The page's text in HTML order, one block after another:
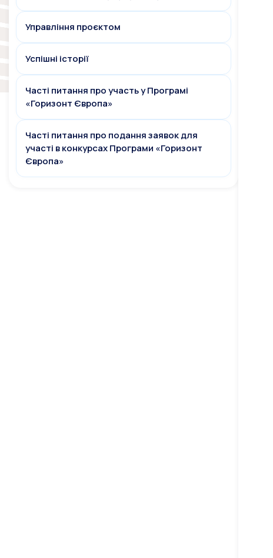
Управління проєктом
Успішні історії
Часті питання про участь у Програмі
«Горизонт Європа»
Часті питання про подання заявок для
участі в конкурсах Програми «Горизонт
Європа»